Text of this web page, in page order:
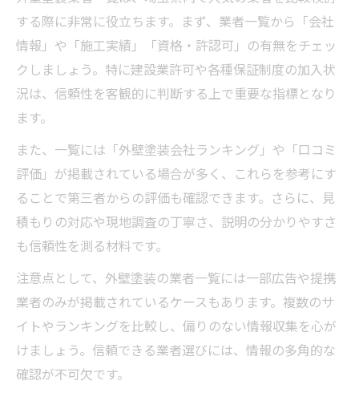
する際に非常に役立ちます。まず、業者一覧から「会社
情報」や「施工実績」「資格・許認可」の有無をチェッ
クしましょう。特に建設業許可や各種保証制度の加入状
況は、信頼性を客観的に判断する上で重要な指標となり
ます。
また、一覧には「外壁塗装会社ランキング」や「口コミ
評価」が掲載されている場合が多く、これらを参考にす
ることで第三者からの評価も確認できます。さらに、見
積もりの対応や現地調査の丁寧さ、説明の分かりやすさ
も信頼性を測る材料です。
注意点として、外壁塗装の業者一覧には一部広告や提携
業者のみが掲載されているケースもあります。複数のサ
イトやランキングを比較し、偏りのない情報収集を心が
けましょう。信頼できる業者選びには、情報の多角的な
確認が不可欠です。